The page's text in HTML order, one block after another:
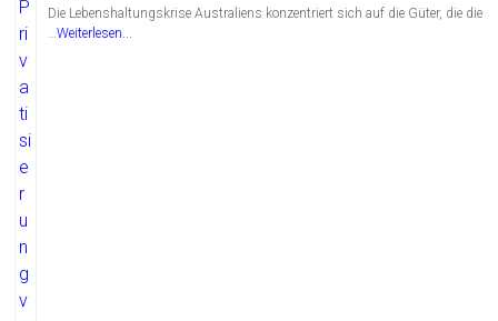
Die Lebenshaltungskrise Australiens konzentriert sich auf die Güter, die die
…Weiterlesen...